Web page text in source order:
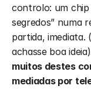
controlo: um
segredos” numa
partida, imediata.
muitos destes
mediadas por